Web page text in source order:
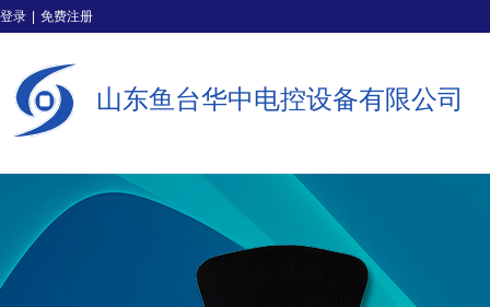
山东鱼台华中电控设备有限公司
登录 免费注册